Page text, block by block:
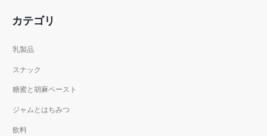
カテゴリ
乳製品
スナック
糖蜜と胡麻ペースト
ジャムとはちみつ
飲料